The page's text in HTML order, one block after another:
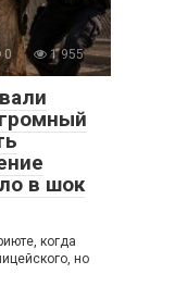
0 1 955
в шок
когда
но